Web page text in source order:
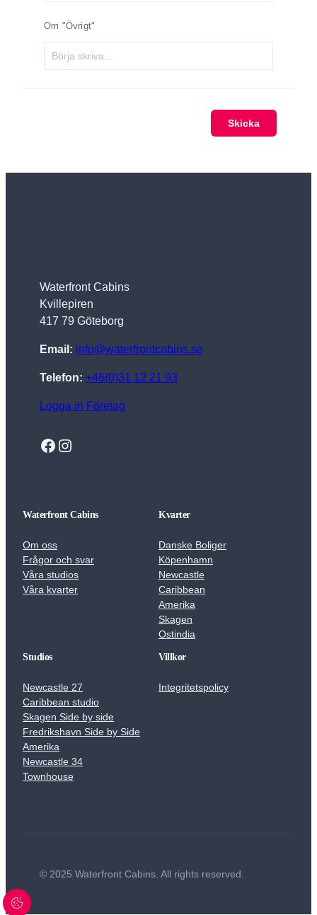
Om "Övrigt"
Skicka
Waterfront Cabins
Kvillepiren
417 79 Göteborg
Email: info@waterfrontcabins.se
Telefon: +46(0)31 12 21 93
Logga in Företag
Facebook
Instagram
Waterfront Cabins
Om oss
Frågor och svar
Våra studios
Våra kvarter
Kvarter
Danske Boliger
Köpenhamn
Newcastle
Caribbean
Amerika
Skagen
Ostindia
Studios
Newcastle 27
Caribbean studio
Skagen Side by side
Fredrikshavn Side by Side
Amerika
Newcastle 34
Townhouse
Villkor
Integritetspolicy
© 2025 Waterfront Cabins. All rights reserved.
Cookie knapp